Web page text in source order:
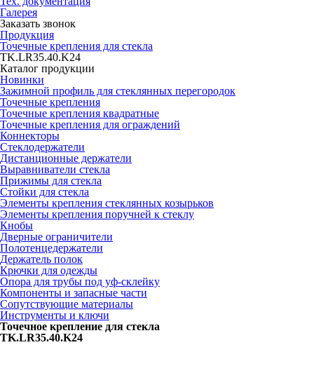
Галерея
Заказать звонок
Продукция
Точечные крепления для стекла
TK.LR35.40.K24
Каталог продукции
Новинки
Зажимной профиль для стеклянных перегородок
Точечные крепления
Точечные крепления квадратные
Точечные крепления для ограждений
Коннекторы
Стеклодержатели
Дистанционные держатели
Выравниватели стекла
Прижимы для стекла
Стойки для стекла
Элементы крепления стеклянных козырьков
Элементы крепления поручней к стеклу
Кнобы
Дверные ограничители
Полотенцедержатели
Держатель полок
Крючки для одежды
Опора для трубы под уф-склейку
Компоненты и запасные части
Сопутствующие материалы
Инструменты и ключи
Точечное крепление для стекла
TK.LR35.40.K24